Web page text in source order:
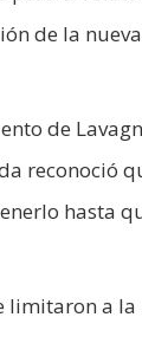
de la nueva
de
reconoció
hasta
limitaron a la